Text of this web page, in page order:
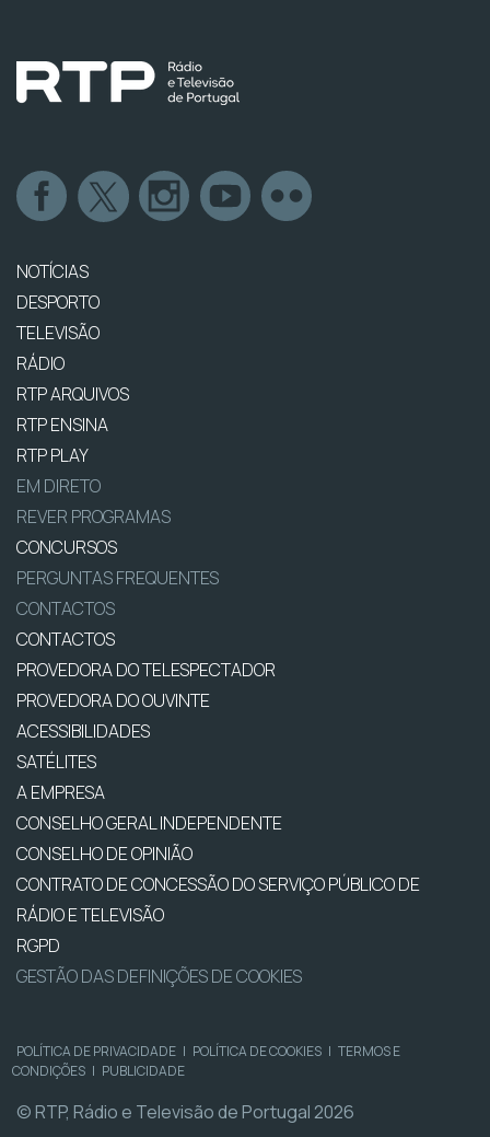
NOTÍCIAS
DESPORTO
TELEVISÃO
RÁDIO
RTP ARQUIVOS
RTP ENSINA
RTP PLAY
EM DIRETO
REVER PROGRAMAS
CONCURSOS
PERGUNTAS FREQUENTES
CONTACTOS
CONTACTOS
PROVEDORA DO TELESPECTADOR
PROVEDORA DO OUVINTE
ACESSIBILIDADES
SATÉLITES
A EMPRESA
CONSELHO GERAL INDEPENDENTE
CONSELHO DE OPINIÃO
CONTRATO DE CONCESSÃO DO SERVIÇO PÚBLICO DE
RÁDIO E TELEVISÃO
RGPD
GESTÃO DAS DEFINIÇÕES DE COOKIES
POLÍTICA DE PRIVACIDADE | POLÍTICA DE COOKIES | TERMOS E
CONDIÇÕES | PUBLICIDADE
© RTP, Rádio e Televisão de Portugal 2026